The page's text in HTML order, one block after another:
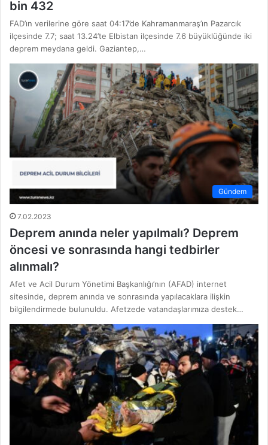
bin 432
FAD’ın verilerine göre saat 04:17’de Kahramanmaraş’ın Pazarcık
ilçesinde 7.7; saat 13.24’te Elbistan ilçesinde 7.6 büyüklüğünde iki
deprem meydana geldi. Gaziantep,…
Gündem
7.02.2023
Deprem anında neler yapılmalı? Deprem
öncesi ve sonrasında hangi tedbirler
alınmalı?
Afet ve Acil Durum Yönetimi Başkanlığı’nın (AFAD) internet
sitesinde, deprem anında ve sonrasında yapılacaklara ilişkin
bilgilendirmede bulunuldu. Afetzede vatandaşlarımıza destek…